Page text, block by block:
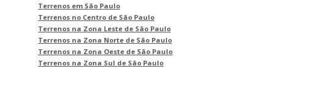
Terrenos em São Paulo
Terrenos no Centro de São Paulo
Terrenos na Zona Leste de São Paulo
Terrenos na Zona Norte de São Paulo
Terrenos na Zona Oeste de São Paulo
Terrenos na Zona Sul de São Paulo